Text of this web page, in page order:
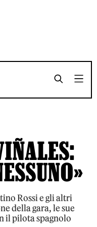
SHARE
SHARE
Rossi e gli altri
della gara, le sue
il pilota spagnolo